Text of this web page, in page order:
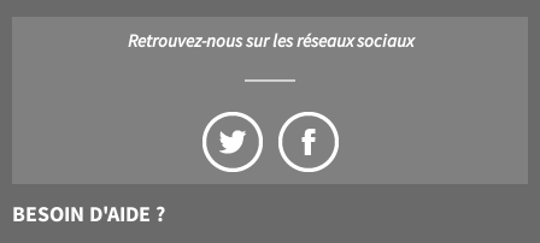
Retrouvez-nous sur les réseaux sociaux
BESOIN D'AIDE ?